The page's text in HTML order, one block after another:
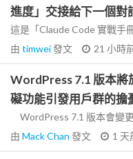
進度」交接給下一個對
這是「Claude Code 實戰手
由 timwei發文 21 小時
WordPress 7.1 版本將
礙功能引發用戶群的擔
WordPress 7.1 版本會變
由 Mack Chan 發文 1 天